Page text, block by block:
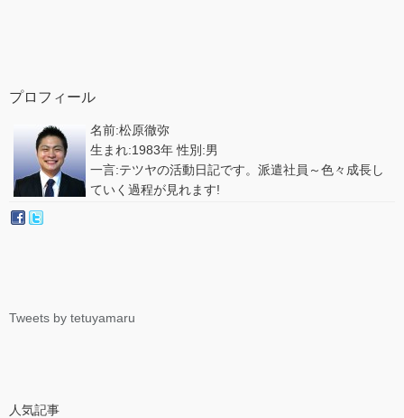
プロフィール
名前:松原徹弥
生まれ:1983年 性別:男
一言:テツヤの活動日記です。派遣社員～色々成長し
ていく過程が見れます!
Tweets by tetuyamaru
人気記事